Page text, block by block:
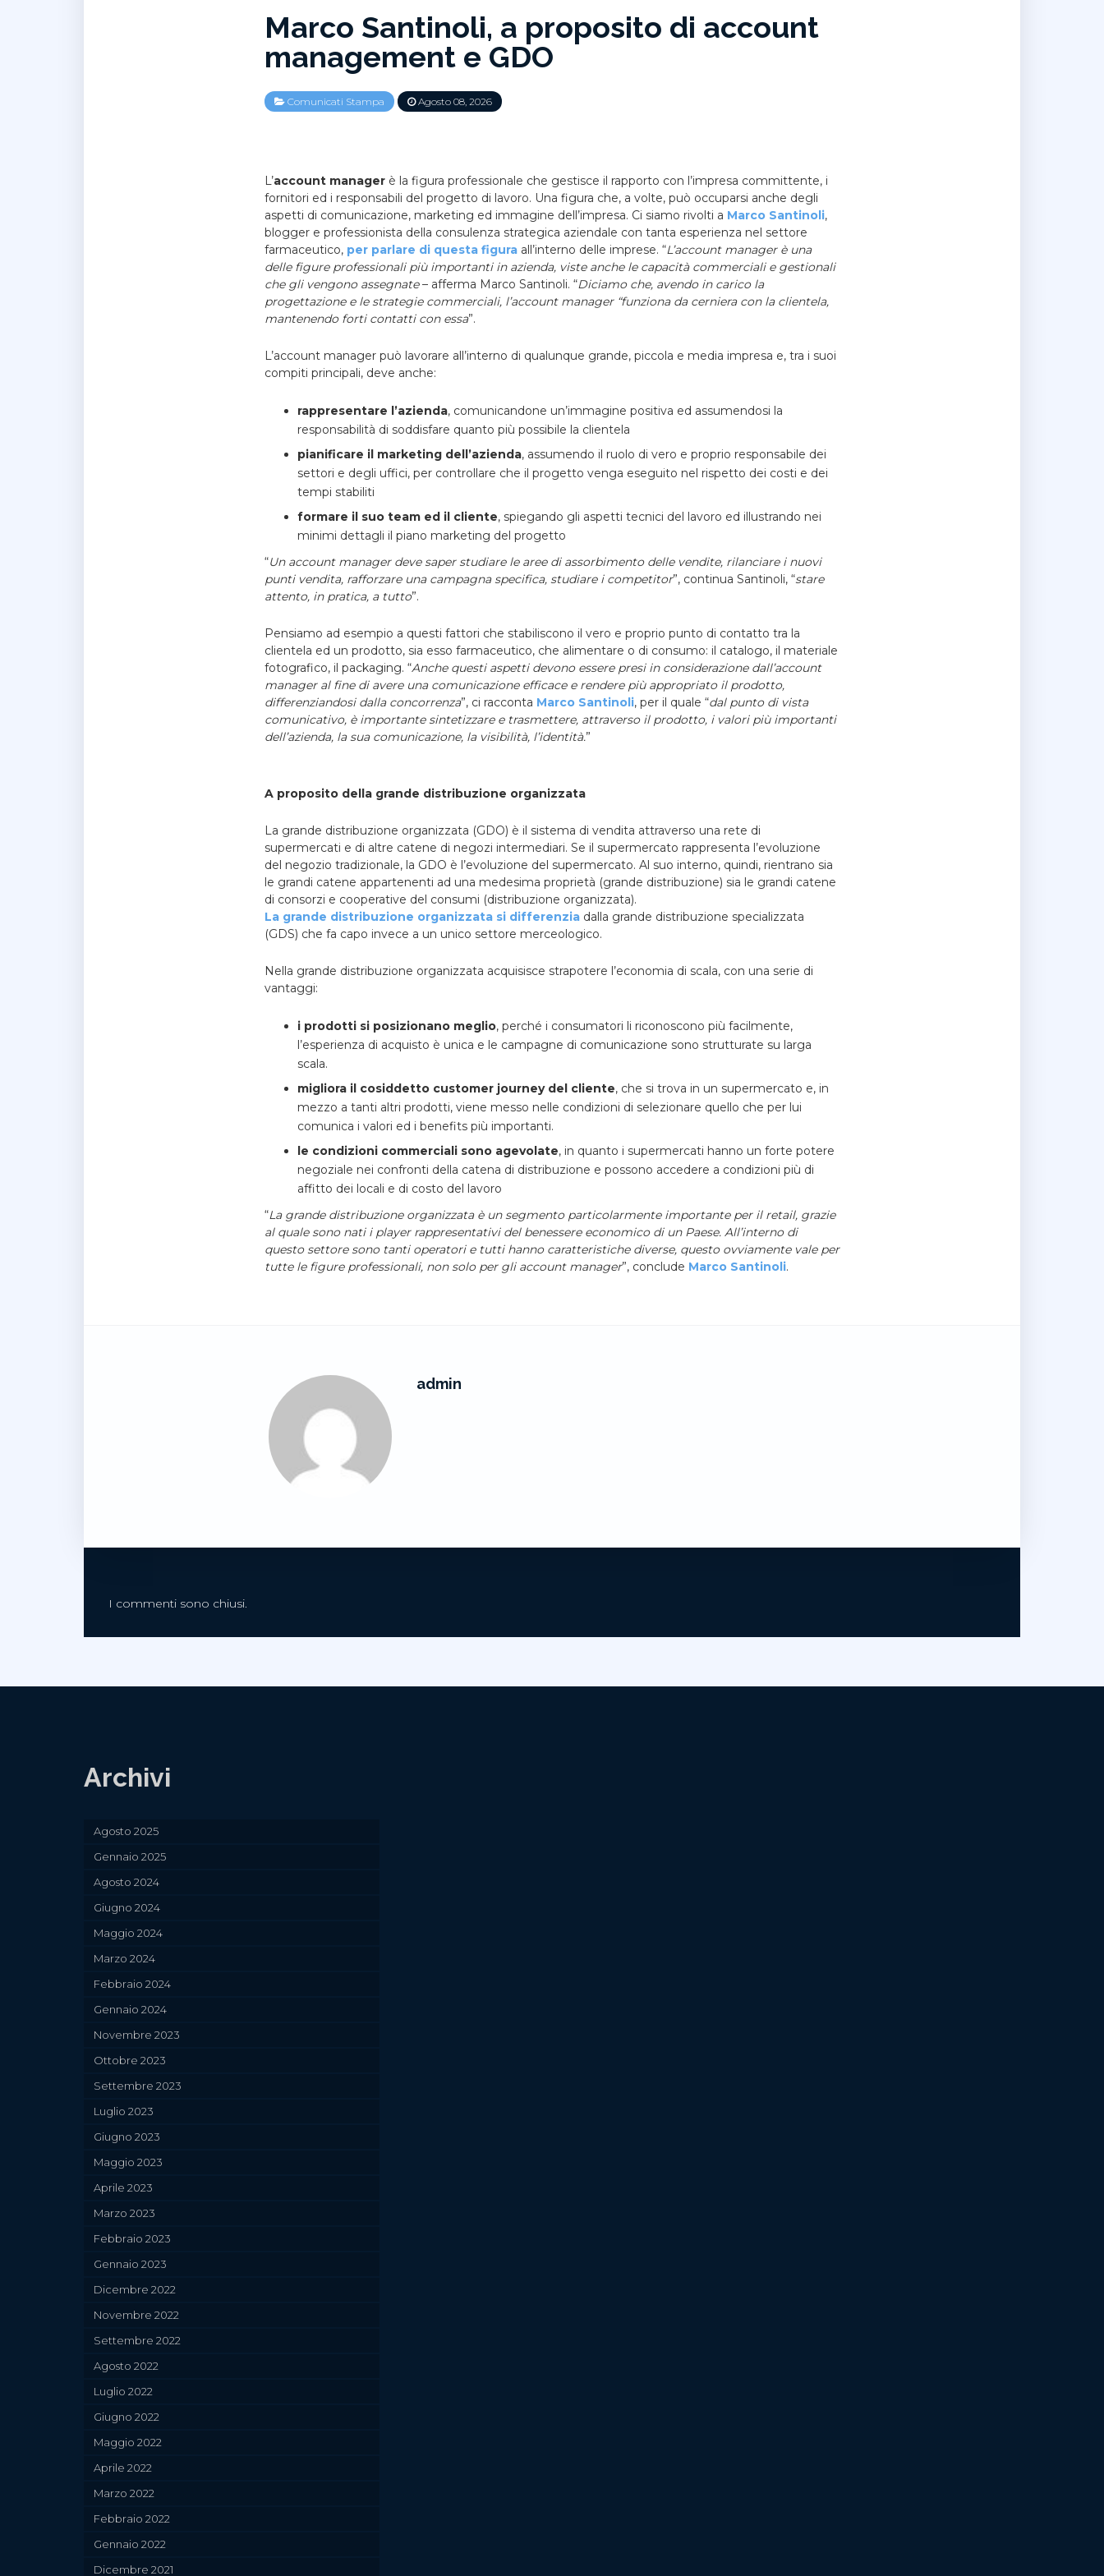
Marco Santinoli, a proposito di account
management e GDO
Comunicati Stampa Agosto 08, 2026
L’account manager è la figura professionale che gestisce il rapporto con l’impresa committente, i
fornitori ed i responsabili del progetto di lavoro. Una figura che, a volte, può occuparsi anche degli
aspetti di comunicazione, marketing ed immagine dell’impresa. Ci siamo rivolti a Marco Santinoli,
blogger e professionista della consulenza strategica aziendale con tanta esperienza nel settore
farmaceutico, per parlare di questa figura all’interno delle imprese. “L’account manager è una
delle figure professionali più importanti in azienda, viste anche le capacità commerciali e gestionali
che gli vengono assegnate– afferma Marco Santinoli. “Diciamo che, avendo in carico la
progettazione e le strategie commerciali, l’account manager “funziona da cerniera con la clientela,
mantenendo forti contatti con essa”.
L’account manager può lavorare all’interno di qualunque grande, piccola e media impresa e, tra i suoi
compiti principali, deve anche:
rappresentare l’azienda, comunicandone un’immagine positiva ed assumendosi la
responsabilità di soddisfare quanto più possibile la clientela
pianificare il marketing dell’azienda, assumendo il ruolo di vero e proprio responsabile dei
settori e degli uffici, per controllare che il progetto venga eseguito nel rispetto dei costi e dei
tempi stabiliti
formare il suo team ed il cliente, spiegando gli aspetti tecnici del lavoro ed illustrando nei
minimi dettagli il piano marketing del progetto
“Un account manager deve saper studiare le aree di assorbimento delle vendite, rilanciare i nuovi
punti vendita, rafforzare una campagna specifica, studiare i competitor”, continua Santinoli, “stare
attento, in pratica, a tutto”.
Pensiamo ad esempio a questi fattori che stabiliscono il vero e proprio punto di contatto tra la
clientela ed un prodotto, sia esso farmaceutico, che alimentare o di consumo: il catalogo, il materiale
fotografico, il packaging. “Anche questi aspetti devono essere presi in considerazione dall’account
manager al fine di avere una comunicazione efficace e rendere più appropriato il prodotto,
differenziandosi dalla concorrenza”, ci racconta Marco Santinoli, per il quale “dal punto di vista
comunicativo, è importante sintetizzare e trasmettere, attraverso il prodotto, i valori più importanti
dell’azienda, la sua comunicazione, la visibilità, l’identità.”
A proposito della grande distribuzione organizzata
La grande distribuzione organizzata (GDO) è il sistema di vendita attraverso una rete di
supermercati e di altre catene di negozi intermediari. Se il supermercato rappresenta l’evoluzione
del negozio tradizionale, la GDO è l’evoluzione del supermercato. Al suo interno, quindi, rientrano sia
le grandi catene appartenenti ad una medesima proprietà (grande distribuzione) sia le grandi catene
di consorzi e cooperative del consumi (distribuzione organizzata).
La grande distribuzione organizzata si differenzia dalla grande distribuzione specializzata
(GDS) che fa capo invece a un unico settore merceologico.
Nella grande distribuzione organizzata acquisisce strapotere l’economia di scala, con una serie di
vantaggi:
i prodotti si posizionano meglio, perché i consumatori li riconoscono più facilmente,
l’esperienza di acquisto è unica e le campagne di comunicazione sono strutturate su larga
scala.
migliora il cosiddetto customer journey del cliente, che si trova in un supermercato e, in
mezzo a tanti altri prodotti, viene messo nelle condizioni di selezionare quello che per lui
comunica i valori ed i benefits più importanti.
le condizioni commerciali sono agevolate, in quanto i supermercati hanno un forte potere
negoziale nei confronti della catena di distribuzione e possono accedere a condizioni più di
affitto dei locali e di costo del lavoro
“La grande distribuzione organizzata è un segmento particolarmente importante per il retail, grazie
al quale sono nati i player rappresentativi del benessere economico di un Paese. All’interno di
questo settore sono tanti operatori e tutti hanno caratteristiche diverse, questo ovviamente vale per
tutte le figure professionali, non solo per gli account manager”, conclude Marco Santinoli.
admin
I commenti sono chiusi.
Archivi
Agosto 2025
Gennaio 2025
Agosto 2024
Giugno 2024
Maggio 2024
Marzo 2024
Febbraio 2024
Gennaio 2024
Novembre 2023
Ottobre 2023
Settembre 2023
Luglio 2023
Giugno 2023
Maggio 2023
Aprile 2023
Marzo 2023
Febbraio 2023
Gennaio 2023
Dicembre 2022
Novembre 2022
Settembre 2022
Agosto 2022
Luglio 2022
Giugno 2022
Maggio 2022
Aprile 2022
Marzo 2022
Febbraio 2022
Gennaio 2022
Dicembre 2021